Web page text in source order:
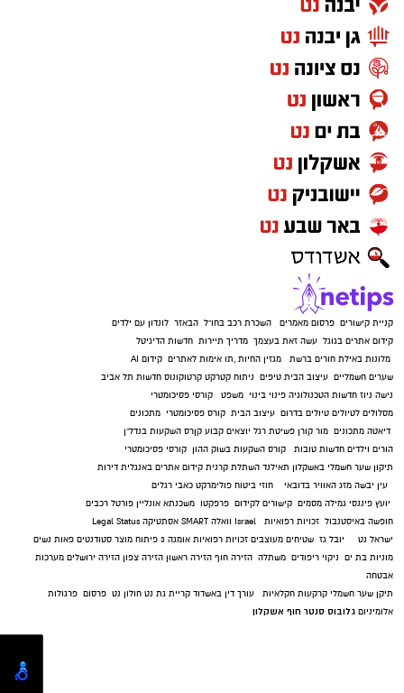
קניית קישורים פרסום מאמרים השכרת רכב בחו"ל הבאזר לונדון עם ילדים
קידום אתרים בגוגל עשה זאת בעצמך מדריך תיירות חדשות הדיגיטל
מלונות באילת חורים ברשת מגזין החיות ,תו אימות לאתרים קידום AI
שערים חשמליים עיצוב הבית טיפים ניתוח קטרקט קרטוקונוס חדשות תל אביב
נישה ניוז חדשות הטכנולוגיה פינוי בינוי משפט
קורסי פסיכומטרי
מסלולים לטיולים טיולים בדרום עיצוב הבית קורס פסיכומטרי מתכונים
דיאטה מתכונים מור קורן פשיטת רגל יוצאים קבוע קןרס השקעות בנדל"ן
הורים וילדים חדשות טובות קורס השקעות בשוק ההון קורסי פסיכומטרי
תיקון שער חשמלי באשקלון תאילנד השתלת קרנית קידום אתרים באנגלית דירות
עין יבשה מזג האוויר בדובאי חוזי ביטוח פולימרקט כאבי רגלים
יועץ פיננסי גמילה מסמים קישורים לקידום פרפקטו משכנתא אונליין פורטל רכבים
חופשה באיסטנבול זכויות רפואיות Israel וואלה SMART אסתטיקה Legal Status
ישראל נט
יובל גז שטיחים מעוצבים זכויות רפואיות אומגה 3 פיתוח מוצר סטודנטים פאות נשים
מוניות בת ים ניקוי ריפודים משתלה הזירה חוף הזירה ראשון הזירה צפון הזירה ירושלים מערכות
אבטחה
תיקן שער חשמלי קרקעות חקלאיות עורך דין באשדוד קריית גת נט חולון נט פרסום פרגולות
אלומיניום גלובוס סנטר חוף אשקלון